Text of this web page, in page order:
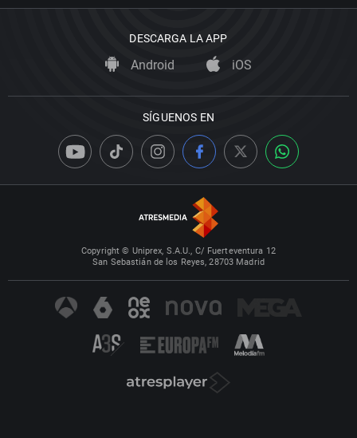
DESCARGA LA APP
Android iOS
SÍGUENOS EN
Copyright © Uniprex, S.A.U., C/ Fuerteventura 12
San Sebastián de los Reyes, 28703 Madrid